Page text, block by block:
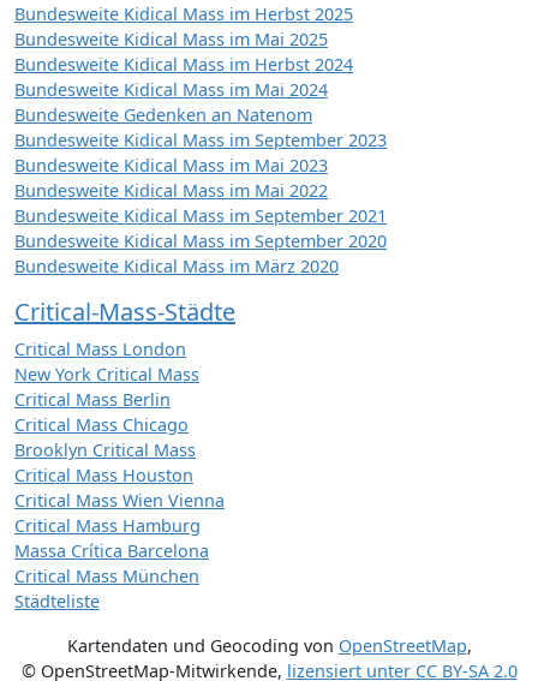
Bundesweite Kidical Mass im Herbst 2025
Bundesweite Kidical Mass im Mai 2025
Bundesweite Kidical Mass im Herbst 2024
Bundesweite Kidical Mass im Mai 2024
Bundesweite Gedenken an Natenom
Bundesweite Kidical Mass im September 2023
Bundesweite Kidical Mass im Mai 2023
Bundesweite Kidical Mass im Mai 2022
Bundesweite Kidical Mass im September 2021
Bundesweite Kidical Mass im September 2020
Bundesweite Kidical Mass im März 2020
Critical-Mass-Städte
Critical Mass London
New York Critical Mass
Critical Mass Berlin
Critical Mass Chicago
Brooklyn Critical Mass
Critical Mass Houston
Critical Mass Wien Vienna
Critical Mass Hamburg
Massa Crítica Barcelona
Critical Mass München
Städteliste
Kartendaten und Geocoding von OpenStreetMap,
© OpenStreetMap-Mitwirkende, lizensiert unter CC BY-SA 2.0